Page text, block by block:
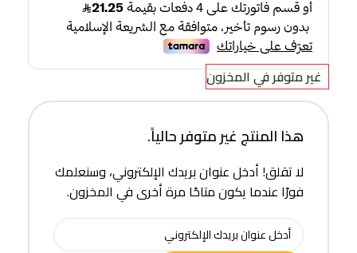
غير متوفر في المخزون
هذا المنتج غير متوفر حالياً.
لا تقلق! أدخل عنوان بريدك الإلكتروني، وسنعلمك
فورًا عندما يكون متاحًا مرة أخرى في المخزون.